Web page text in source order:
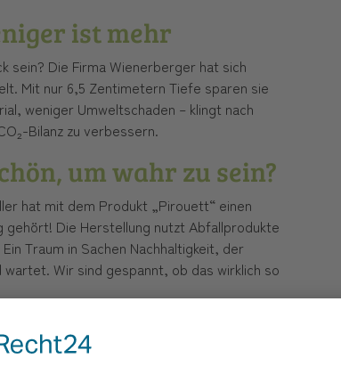
ist mehr
sein? Die Firma Wienerberger hat sich
Mit nur 6,5 Zentimetern Tiefe sparen sie
weniger Umweltschaden – klingt nach
Bilanz zu verbessern.
um wahr zu sein?
hat mit dem Produkt „Pirouett“ einen
Die Herstellung nutzt Abfallprodukte
Traum in Sachen Nachhaltigkeit, der
Wir sind gespannt, ob das wirklich so
Charme